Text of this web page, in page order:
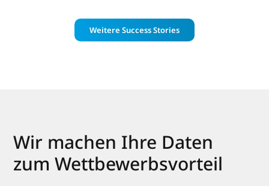
Weitere Success Stories
Wir machen Ihre Daten
zum Wettbewerbsvorteil